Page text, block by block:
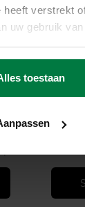
heeft verstrekt
uw gebruik
toestaan
★★